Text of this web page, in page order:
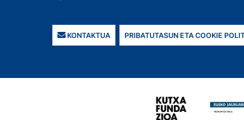
KONTAKTUA PRIBATUTASUN ETA COOKIE